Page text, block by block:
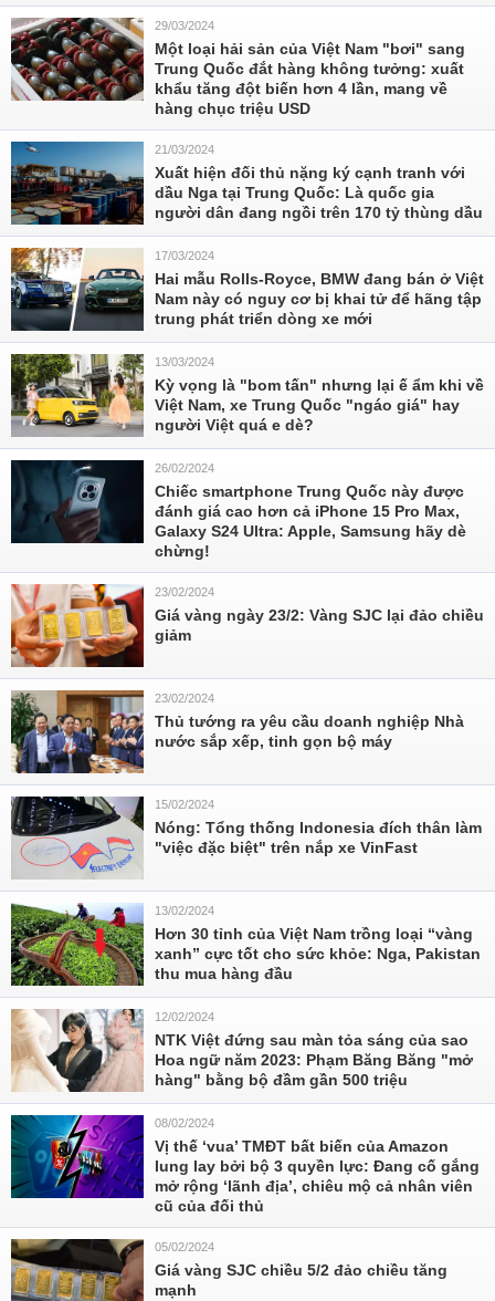
29/03/2024
Một loại hải sản của Việt Nam "bơi" sang
Trung Quốc đắt hàng không tưởng: xuất
khẩu tăng đột biến hơn 4 lần, mang về
hàng chục triệu USD
21/03/2024
Xuất hiện đối thủ nặng ký cạnh tranh với
dầu Nga tại Trung Quốc: Là quốc gia
người dân đang ngồi trên 170 tỷ thùng dầu
17/03/2024
Hai mẫu Rolls-Royce, BMW đang bán ở Việt
Nam này có nguy cơ bị khai tử để hãng tập
trung phát triển dòng xe mới
13/03/2024
Kỳ vọng là "bom tấn" nhưng lại ế ẩm khi về
Việt Nam, xe Trung Quốc "ngáo giá" hay
người Việt quá e dè?
26/02/2024
Chiếc smartphone Trung Quốc này được
đánh giá cao hơn cả iPhone 15 Pro Max,
Galaxy S24 Ultra: Apple, Samsung hãy dè
chừng!
23/02/2024
Giá vàng ngày 23/2: Vàng SJC lại đảo chiều
giảm
23/02/2024
Thủ tướng ra yêu cầu doanh nghiệp Nhà
nước sắp xếp, tinh gọn bộ máy
15/02/2024
Nóng: Tổng thống Indonesia đích thân làm
"việc đặc biệt" trên nắp xe VinFast
13/02/2024
Hơn 30 tỉnh của Việt Nam trồng loại “vàng
xanh” cực tốt cho sức khỏe: Nga, Pakistan
thu mua hàng đầu
12/02/2024
NTK Việt đứng sau màn tỏa sáng của sao
Hoa ngữ năm 2023: Phạm Băng Băng "mở
hàng" bằng bộ đầm gần 500 triệu
08/02/2024
Vị thế ‘vua’ TMĐT bất biến của Amazon
lung lay bởi bộ 3 quyền lực: Đang cố gắng
mở rộng ‘lãnh địa’, chiêu mộ cả nhân viên
cũ của đối thủ
05/02/2024
Giá vàng SJC chiều 5/2 đảo chiều tăng
mạnh